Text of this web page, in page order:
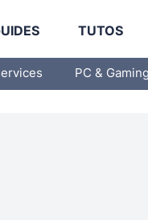
TUTOS
PC & Gaming